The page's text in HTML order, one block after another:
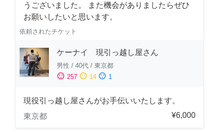
うございました。 また機会がありましたらぜひ
お願いしたいと思います。
依頼されたチケット
ケーナイ 現引っ越し屋さん
男性 / 40代 / 東京都
sentiment_satisfied 257 sentiment_neutral 14 sentiment_dissatisfied 1
現役引っ越し屋さんがお手伝いいたします。
東京都
¥6,000